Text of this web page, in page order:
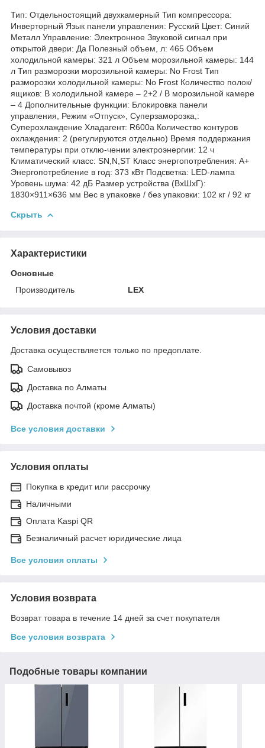
Тип: Отдельностоящий двухкамерный Тип компрессора:
Инверторный Язык панели управления: Русский Цвет: Синий
Металл Управление: Электронное Звуковой сигнал при
открытой двери: Да Полезный объем, л: 465 Объем
холодильной камеры: 321 л Объем морозильной камеры: 144
л Тип разморозки морозильной камеры: No Frost Тип
разморозки холодильной камеры: No Frost Количество полок/
ящиков: В холодильной камере – 2+2 / В морозильной камере
– 4 Дополнительные функции: Блокировка панели
управления, Режим «Отпуск», Суперзаморозка,:
Суперохлаждение Хладагент: R600a Количество контуров
охлаждения: 2 (регулируются отдельно) Время поддержания
температуры при отклю-чении электроэнергии: 12 ч
Климатический класс: SN,N,ST Класс энергопотребления: А+
Энергопотребление в год: 373 кВт Подсветка: LED-лампа
Уровень шума: 42 дБ Размер устройства (ВхШхГ):
1830×911×636 мм Вес в упаковке / без упаковки: 102 кг / 92 кг
Скрыть
Характеристики
Основные
Производитель
LEX
Условия доставки
Доставка осуществляется только по предоплате.
Самовывоз
Доставка по Алматы
Доставка почтой (кроме Алматы)
Все условия доставки
Условия оплаты
Покупка в кредит или рассрочку
Наличными
Оплата Kaspi QR
Безналичный расчет юридические лица
Все условия оплаты
Условия возврата
Возврат товара в течение 14 дней за счет покупателя
Все условия возврата
Подобные товары компании